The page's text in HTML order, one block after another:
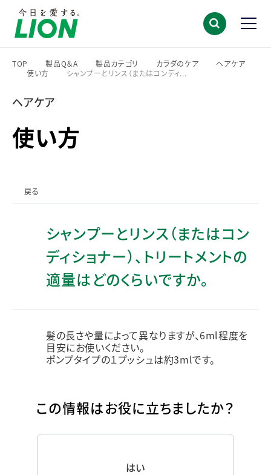
TOP
>
製品Q＆A
>
製品カテゴリ
>
カラダのケア
ヘアケア
使い方
シャンプーとリンス（またはコンディ...
ヘアケア
使い方
戻る
シャンプーとリンス（またはコン
ディショナー）、トリートメントの
適量はどのくらいですか。
髪の長さや量によって異なりますが、6ml程度を
目安にお使いください。
ポンプタイプの１プッシュは約3mlです。
この情報はお役に立ちましたか？
はい